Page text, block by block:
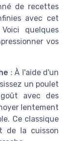
de recettes
avec cet
quelques
vos
: À l'aide d'un
un poulet
avec des
lentement
Ce classique
de la cuisson